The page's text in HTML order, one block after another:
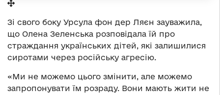
Зі свого боку Урсула фон дер Ляєн зауважила,
що Олена Зеленська розповідала їй про
страждання українських дітей, які залишилися
сиротами через російську агресію.
«Ми не можемо цього змінити, але можемо
запропонувати їм розраду. Вони мають жити не